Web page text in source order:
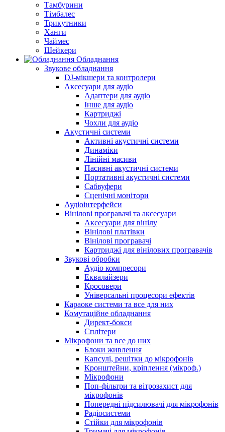
Тамбурини
Тімбалес
Трикутники
Ханги
Чаймес
Шейкери
Обладнання
Звукове обладнання
DJ-мікшери та контролери
Аксесуари для аудіо
Адаптери для аудіо
Інше для аудіо
Картриджі
Чохли для аудіо
Акустичні системи
Активні акустичні системи
Динаміки
Лінійні масиви
Пасивні акустичні системи
Портативні акустичні системи
Сабвуфери
Сценічні монітори
Аудіоінтерфейси
Вінілові програвачі та аксесуари
Аксесуари для вінілу
Вінілові платівки
Вінілові програвачі
Картриджі для вінілових програвачів
Звукові обробки
Аудіо компресори
Еквалайзери
Кросовери
Універсальні процесори ефектів
Караоке системи та все для них
Комутаційне обладнання
Директ-бокси
Сплітери
Мікрофони та все до них
Блоки живлення
Капсулі, решітки до мікрофонів
Кронштейни, кріплення (мікроф.)
Мікрофони
Поп-фільтри та вітрозахист для
мікрофонів
Попередні підсилювачі для мікрофонів
Радіосистеми
Стійки для мікрофонів